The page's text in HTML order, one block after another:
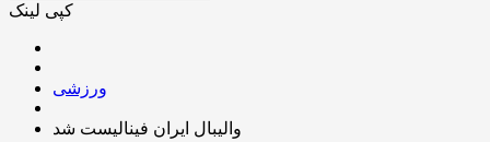
کپی لینک
ورزشی
والیبال ایران فینالیست شد